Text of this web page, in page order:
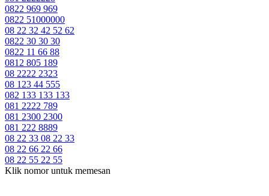
0822 969 969
0822 51000000
08 22 32 42 52 62
0822 30 30 30
0822 11 66 88
0812 805 189
08 2222 2323
08 123 44 555
082 133 133 133
081 2222 789
081 2300 2300
081 222 8889
08 22 33 08 22 33
08 22 66 22 66
08 22 55 22 55
Klik nomor untuk memesan